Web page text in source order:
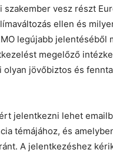
vesz részt
ellen és
legújabb
megelőző
olyan jövőbiztos és
jelentkezni lehet
témájához, és
A jelentkezéshez